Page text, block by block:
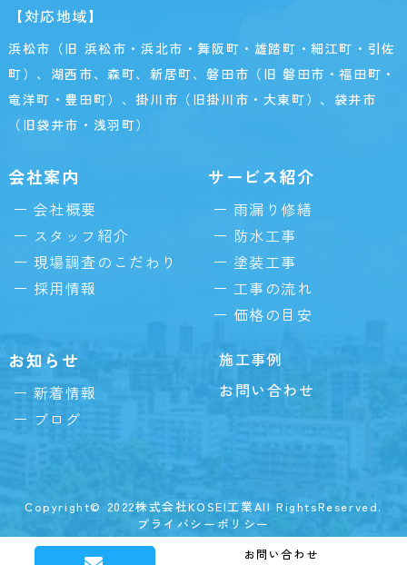
お問い合わせ
【対応地域】
浜松市（旧 浜松市・浜北市・舞阪町・雄踏町・細江町・引佐
町）、湖西市、森町、新居町、磐田市（旧 磐田市・福田町・
竜洋町・豊田町）、掛川市（旧掛川市・大東町）、袋井市
（旧袋井市・浅羽町）
会社案内
会社概要
スタッフ紹介
現場調査のこだわり
採用情報
サービス紹介
雨漏り修繕
防水工事
塗装工事
工事の流れ
価格の目安
お知らせ
新着情報
ブログ
施工事例
お問い合わせ
Copyright© 2022株式会社KOSEI工業All RightsReserved.
プライバシーポリシー